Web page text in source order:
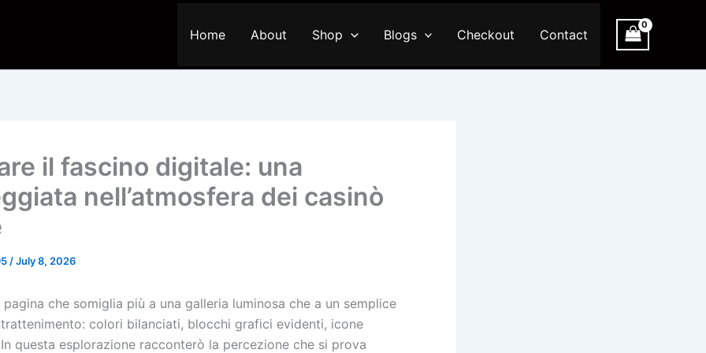
Home About Shop Blogs Checkout Contact
il fascino digitale: una
nell’atmosfera dei casinò
/July 8, 2026
pagina che somiglia più a una galleria luminosa che a un semplice
colori bilanciati, blocchi grafici evidenti, icone
questa esplorazione racconterò la percezione che si prova